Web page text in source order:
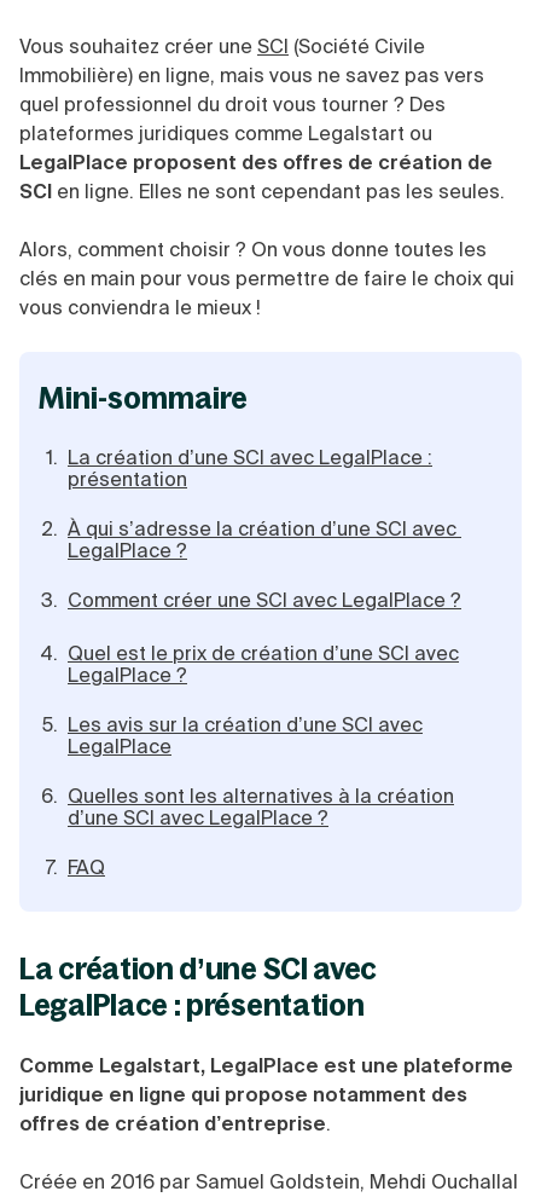
Construction/travaux
Restauration
Commerce
Transport
Autres
Ressources
Simulateur de choix de forme juridique
Calcul de charges sociales
Estimation du coût de création
Calcul d'éligibilité à l'ACRE
Création d'entreprise
Transmission universelle de patrimoine
Augmentation de capital
Réduction de capital
Gérer son entreprise
Gestion comptable
Approbation des comptes
Recherche d'antériorité
Protection des créations
Confidentialité de l'adresse du dirigeant
Radiation auto entrepreneur
Mise en sommeil
Dépôt de bilan
Toutes les modifications
LMNP
Par métier
Conseil/finance
Vente en ligne
Services aux entreprises
Construction/travaux
Commerce
Transport
Autres
Logiciel de facturation
Logiciel de comptabilité
Gestion de la trésorerie
Bilans et déclarations fiscales
Par besoin
Je souhaite être accompagné
comptable LS Compta
Fiches SAS
Fiches EURL
Fiches SARL
Fiches SCI
Fiches auto-entrepreneur
Fiches association
Toutes les fiches sur la création
Gestion d’entreprise
Fermeture d’entreprise
Sélection de fiches pratiques
Ouvrir sa société
Création d'entreprise
Création de micro-entreprise
Devenir auto entrepreneur
Création d'EURL
Création de SASU
Création de SARL
Création de SAS
Création de SCI
Création d'association
Aides à la création d’entreprise
Ouverture compte pro
Création d'entreprise
Vous souhaitez créer uneSCI (Société Civile
Immobilière) en ligne, mais vous ne savez pas vers
quel professionnel du droit vous tourner ? Des
plateformes juridiques comme Legalstart ou
LegalPlace proposent des offres de création de
SCI en ligne. Elles ne sont cependant pas les seules.
Alors, comment choisir ? On vous donne toutes les
clés en main pour vous permettre de faire le choix qui
vous conviendra le mieux !
mini-sommaire
La création d’une SCI avec LegalPlace :
présentation
À qui s’adresse la création d’une SCI avec
LegalPlace ?
Comment créer une SCI avec LegalPlace ?
Quel est le prix de création d’une SCI avec
LegalPlace ?
Les avis sur la création d’une SCI avec
LegalPlace
Quelles sont les alternatives à la création
d’une SCI avec LegalPlace ?
FAQ
La création d’une SCI avec
LegalPlace : présentation
Comme Legalstart, LegalPlace est une plateforme
juridique en ligne qui propose notamment des
offres de création d’entreprise.
Créée en 2016 par Samuel Goldstein, Mehdi Ouchallal